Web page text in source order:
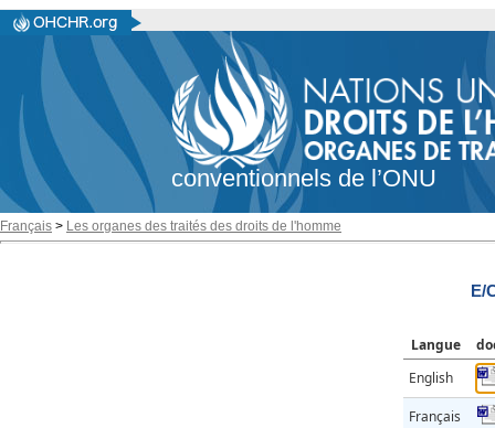
conventionnels de l’ONU
Français > Les organes des traités des droits de l'homme
E/
Langue
English
Français